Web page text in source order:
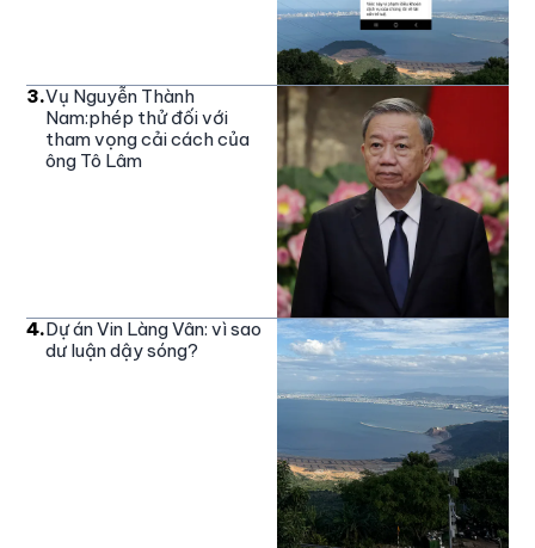
3.Vụ Nguyễn Thành
Nam:phép thử đối với
tham vọng cải cách của
ông Tô Lâm
4.Dự án Vin Làng Vân: vì sao
dư luận dậy sóng?